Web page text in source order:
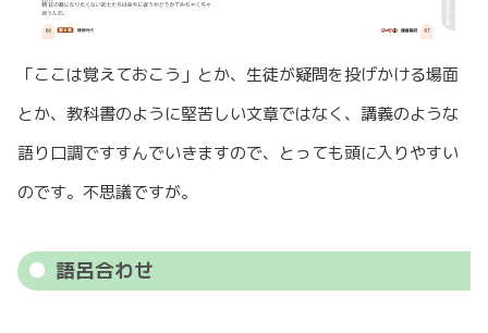
「ここは覚えておこう」とか、生徒が疑問を投げかける場面
とか、教科書のように堅苦しい文章ではなく、講義のような
語り口調ですすんでいきますので、とっても頭に入りやすい
のです。不思議ですが。
語呂合わせ